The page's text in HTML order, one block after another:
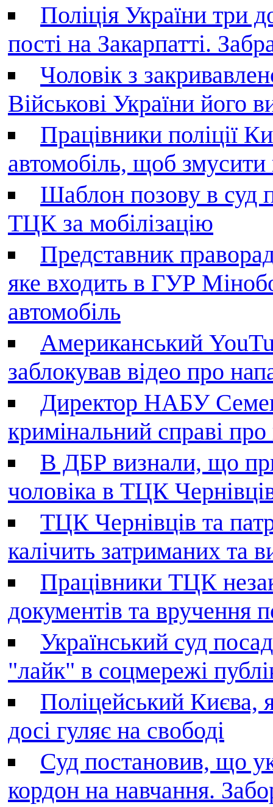
Поліція України три
пості на Закарпатті.
Чоловік з
Військові України його
Працівники поліції
автомобіль, щоб
Шаблон позову в суд
ТЦК за мобілізацію
Представник
яке входить в ГУР
автомобіль
Американський
заблокував відео про
Директор НАБУ
кримінальний справі
В ДБР визнали, що
чоловіка в ТЦК Чернівців
ТЦК Чернівців та
калічить затриманих та
Працівники ТЦК
документів та вручення
Український суд
"лайк" в соцмережі
Поліцейський Києва,
досі гуляє на свободі
Суд постановив, що
кордон на навчання.